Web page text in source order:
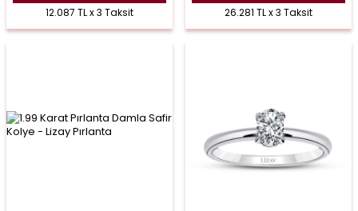
12.087 TL x 3 Taksit 26.281 TL x 3 Taksit